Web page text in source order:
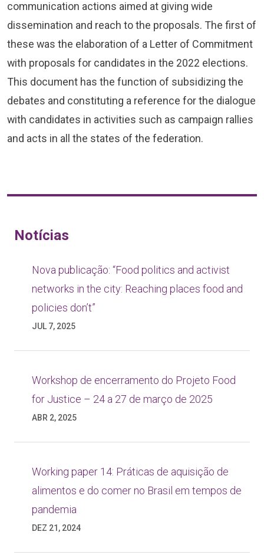
communication actions aimed at giving wide
dissemination and reach to the proposals. The first of
these was the elaboration of a Letter of Commitment
with proposals for candidates in the 2022 elections.
This document has the function of subsidizing the
debates and constituting a reference for the dialogue
with candidates in activities such as campaign rallies
and acts in all the states of the federation.
Notícias
Nova publicação: “Food politics and activist
networks in the city: Reaching places food and
policies don’t”
JUL 7, 2025
Workshop de encerramento do Projeto Food
for Justice – 24 a 27 de março de 2025
ABR 2, 2025
Working paper 14: Práticas de aquisição de
alimentos e do comer no Brasil em tempos de
pandemia
DEZ 21, 2024